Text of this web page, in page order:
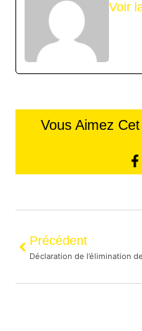
Voir
Vous Aimez
Précédent